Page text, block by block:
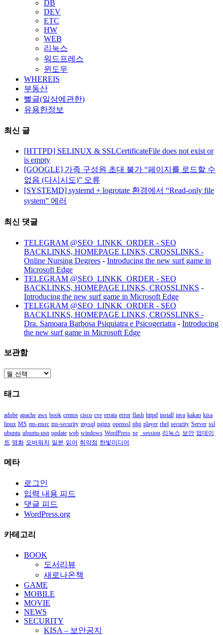
DB
DEV
ETC
HW
WEB
리눅스
워드프레스
윈도우
WHEREIS
부동산
뻘글(일상에관한)
유용한정보
최신 글
[HTTPD] SELINUX & SSLCertificateFile does not exist or
is empty
[GOOGLE] 가족 구성원 초대 불가 “페이지를 로드할 수
없음 (다시시도)” 오류
[SYSTEMD] systemd + logrotate 환경에서 “Read-only file
system” 에러
최신 댓글
TELEGRAM @SEO_LINKK_ORDER - SEO
BACKLINKS, HOMEPAGE LINKS, CROSSLINKS -
Online Nursing Degrees - Introducing the new surf game in
Microsoft Edge
TELEGRAM @SEO_LINKK_ORDER - SEO
BACKLINKS, HOMEPAGE LINKS, CROSSLINKS -
Introducing the new surf game in Microsoft Edge
TELEGRAM @SEO_LINKK_ORDER - SEO
BACKLINKS, HOMEPAGE LINKS, CROSSLINKS -
Dra. Samoara Barbosa Psiquiatra e Psicogeriatra - Introducing
the new surf game in Microsoft Edge
보관함
보
함
태그
adobe apache aws book centos cisco cve errata error flash httpd install java kakao kisa
linux MS ms-msrc ms-security mysql nginx openssl php player rhel security Server ssl
ubuntu ubuntu-usn update web windows WordPress xe _session 리눅스 보안 업데이
트 영화 오버워치 일본 읽어 취약점 한빛미디어
메타
로그인
입력 내용 피드
댓글 피드
WordPress.org
카테고리
BOOK
도서리뷰
새로나온책
GAME
MOBILE
MOVIE
NEWS
SECURITY
KISA – 보안공지